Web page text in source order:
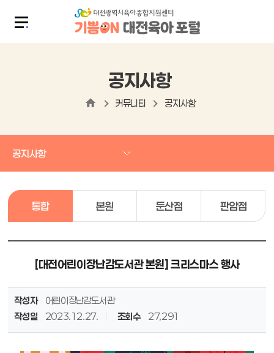
공지사항
커뮤니티 공지사항
공지사항
통합 본원 둔산점 판암점
[대전어린이장난감도서관 본원] 크리스마스 행사
작성자
어린이장난감도서관
작성일
2023.12.27. 조회수 27,291